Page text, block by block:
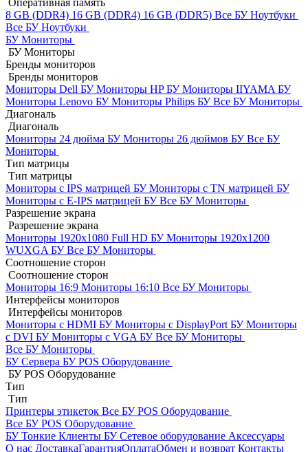
Оперативная память
8 GB (DDR4) 16 GB (DDR4) 16 GB (DDR5) Все БУ Ноутбуки
Все БУ Ноутбуки
БУ Мониторы
БУ Мониторы
Бренды мониторов
Бренды мониторов
Мониторы Dell БУМониторы HP БУМониторы IIYAMA БУ
Мониторы Lenovo БУМониторы Philips БУВсе БУ Мониторы
Диагональ
Диагональ
Мониторы 24 дюйма БУМониторы 26 дюймов БУВсе БУ
Мониторы
Тип матрицы
Тип матрицы
Мониторы с IPS матрицей БУМониторы с TN матрицей БУ
Мониторы с E-IPS матрицей БУВсе БУ Мониторы
Разрешение экрана
Разрешение экрана
Мониторы 1920x1080 Full HD БУМониторы 1920x1200
WUXGA БУВсе БУ Мониторы
Соотношение сторон
Соотношение сторон
Мониторы 16:9 Мониторы 16:10 Все БУ Мониторы
Интерфейсы мониторов
Интерфейсы мониторов
Мониторы с HDMI БУМониторы с DisplayPort БУМониторы
с DVI БУМониторы с VGA БУВсе БУ Мониторы
Все БУ Мониторы
БУ Сервера БУ POS Оборудование
БУ POS Оборудование
Тип
Тип
Принтеры этикеток Все БУ POS Оборудование
Все БУ POS Оборудование
БУ Тонкие Клиенты БУ Сетевое оборудование Аксессуары
О нас ДоставкаГарантияОплатаОбмен и возврат Контакты